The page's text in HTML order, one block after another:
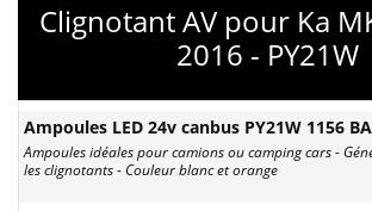
Clignotant AV pour Ka
2016 - PY21W
Ampoules LED 24v canbus PY21W 1156
Ampoules idéales pour camions ou camping cars -
les clignotants - Couleur blanc et orange